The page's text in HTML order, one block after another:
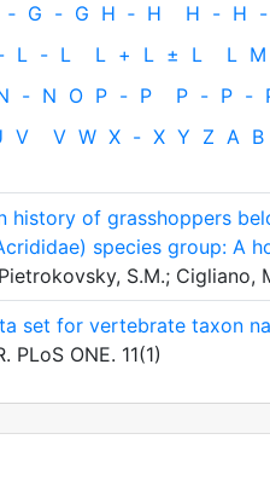
‐ G - G H ‐ H H - H -
L - L L + L ± L L M
- N O P - P P - P -
V V W X - X Y Z Α Β
history of grasshoppers
species group: A
S.M.; Cigliano,
set for vertebrate taxon
PLoS ONE. 11(1)